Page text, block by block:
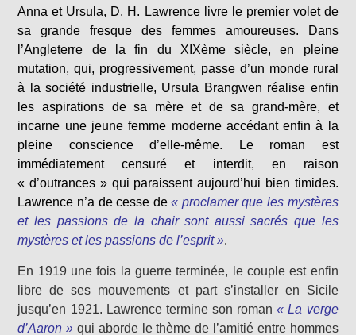
Anna et Ursula, D. H. Lawrence livre le premier volet de
sa grande fresque des femmes amoureuses. Dans
l’Angleterre de la fin du XIXème siècle, en pleine
mutation, qui, progressivement, passe d’un monde rural
à la société industrielle, Ursula Brangwen réalise enfin
les aspirations de sa mère et de sa grand-mère, et
incarne une jeune femme moderne accédant enfin à la
pleine conscience d’elle-même. Le roman est
immédiatement censuré et interdit, en raison
« d’outrances » qui paraissent aujourd’hui bien timides.
Lawrence n’a de cesse de« proclamer que les mystères
et les passions de la chair sont aussi sacrés que les
mystères et les passions de l’esprit ».
En 1919 une fois la guerre terminée, le couple est enfin
libre de ses mouvements et part s’installer en Sicile
jusqu’en 1921. Lawrence termine son roman« La verge
d’Aaron » qui aborde le thème de l’amitié entre hommes